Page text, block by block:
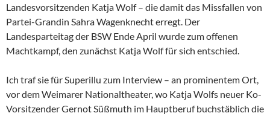
Landesvorsitzenden Katja Wolf – die damit das Missfallen von
Partei-Grandin Sahra Wagenknecht erregt. Der
Landesparteitag der BSW Ende April wurde zum offenen
Machtkampf, den zunächst Katja Wolf für sich entschied.
Ich traf sie für Superillu zum Interview – an prominentem Ort,
vor dem Weimarer Nationaltheater, wo Katja Wolfs neuer Ko-
Vorsitzender Gernot Süßmuth im Hauptberuf buchstäblich die